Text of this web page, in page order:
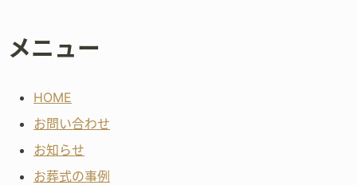
メニュー
HOME
お問い合わせ
お知らせ
お葬式の事例